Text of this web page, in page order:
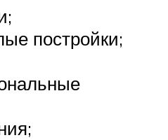
постройки;